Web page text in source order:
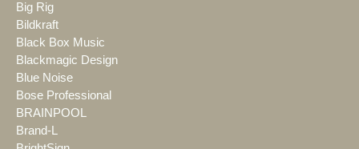
Big Rig
Bildkraft
Black Box Music
Blackmagic Design
Blue Noise
Bose Professional
BRAINPOOL
Brand-L